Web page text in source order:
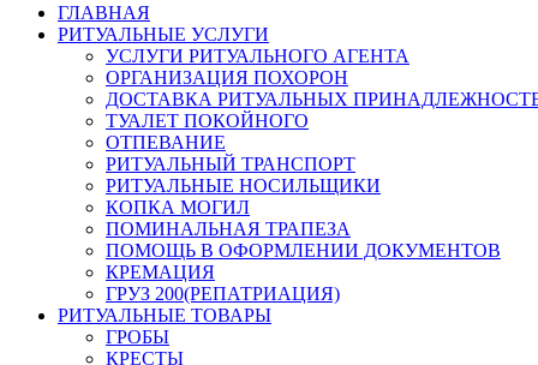
ГЛАВНАЯ
РИТУАЛЬНЫЕ УСЛУГИ
УСЛУГИ РИТУАЛЬНОГО АГЕНТА
ОРГАНИЗАЦИЯ ПОХОРОН
ДОСТАВКА РИТУАЛЬНЫХ
ТУАЛЕТ ПОКОЙНОГО
ОТПЕВАНИЕ
РИТУАЛЬНЫЙ ТРАНСПОРТ
РИТУАЛЬНЫЕ НОСИЛЬЩИКИ
КОПКА МОГИЛ
ПОМИНАЛЬНАЯ ТРАПЕЗА
ПОМОЩЬ В ОФОРМЛЕНИИ ДОКУМЕНТОВ
КРЕМАЦИЯ
ГРУЗ 200(РЕПАТРИАЦИЯ)
РИТУАЛЬНЫЕ ТОВАРЫ
ГРОБЫ
КРЕСТЫ